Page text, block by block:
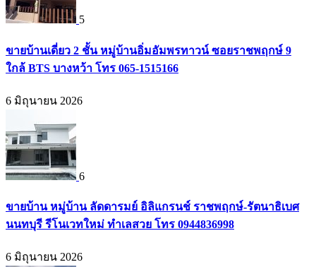
5
ขายบ้านเดี่ยว 2 ชั้น หมู่บ้านอิ่มอัมพรทาวน์ ซอยราชพฤกษ์ 9
ใกล้ BTS บางหว้า โทร 065-1515166
6 มิถุนายน 2026
6
ขายบ้าน หมู่บ้าน ลัดดารมย์ อิลิแกรนช์ ราชพฤกษ์-รัตนาธิเบศ
นนทบุรี รีโนเวทใหม่ ทำเลสวย โทร 0944836998
6 มิถุนายน 2026